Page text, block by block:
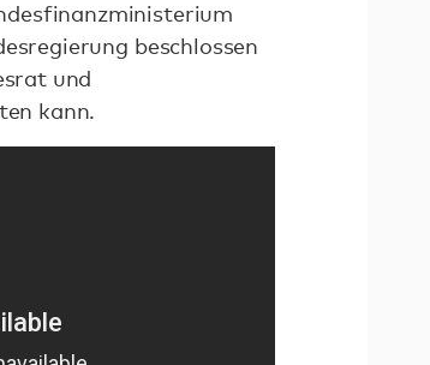
beschlossen
und
kann.